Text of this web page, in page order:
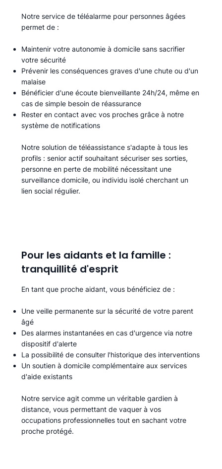
Notre service de téléalarme pour personnes âgées
permet de :​
Maintenir votre autonomie à domicile sans sacrifier
votre sécurité
Prévenir les conséquences graves d'une chute ou d'un
malaise
Bénéficier d'une écoute bienveillante 24h/24, même en
cas de simple besoin de réassurance
Rester en contact avec vos proches grâce à notre
système de notifications
Notre solution de téléassistance s'adapte à tous les
profils : senior actif souhaitant sécuriser ses sorties,
personne en perte de mobilité nécessitant une
surveillance domicile, ou individu isolé cherchant un
lien social régulier.
Pour les aidants et la famille :
tranquillité d'esprit
En tant que proche aidant, vous bénéficiez de :
Une veille permanente sur la sécurité de votre parent
âgé
Des alarmes instantanées en cas d'urgence via notre
dispositif d'alerte
La possibilité de consulter l'historique des interventions
Un soutien à domicile complémentaire aux services
d'aide existants
Notre service agit comme un véritable gardien à
distance, vous permettant de vaquer à vos
occupations professionnelles tout en sachant votre
proche protégé.